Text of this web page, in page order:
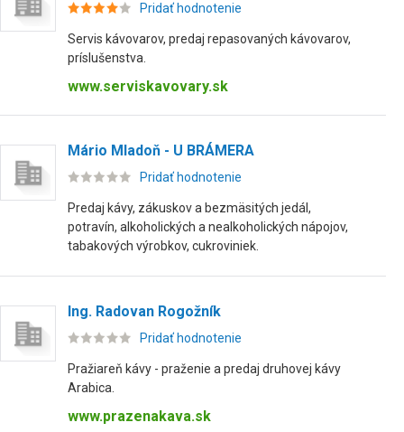
Pridať hodnotenie
Servis kávovarov, predaj repasovaných kávovarov,
príslušenstva.
www.serviskavovary.sk
Mário Mladoň - U BRÁMERA
Pridať hodnotenie
Predaj kávy, zákuskov a bezmäsitých jedál,
potravín, alkoholických a nealkoholických nápojov,
tabakových výrobkov, cukroviniek.
Ing. Radovan Rogožník
Pridať hodnotenie
Pražiareň kávy - praženie a predaj druhovej kávy
Arabica.
www.prazenakava.sk